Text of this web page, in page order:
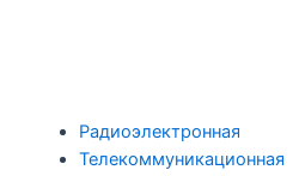
Радиоэлектронная
Телекоммуникационная